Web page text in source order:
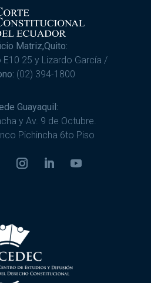
Matriz,Quito:
25 y Lizardo García /
(02) 394-1800
Guayaquil:
y Av. 9 de Octubre.
Pichincha 6to Piso